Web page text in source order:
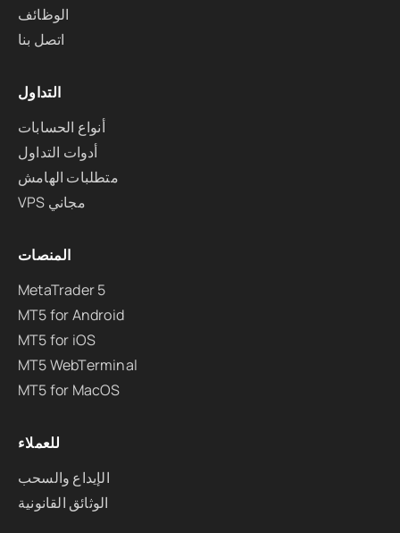
الوظائف
اتصل بنا
التداول
أنواع الحسابات
أدوات التداول
متطلبات الهامش
VPS مجاني
المنصات
MetaTrader 5
MT5 for Android
MT5 for iOS
MT5 WebTerminal
MT5 for MacOS
للعملاء
الإيداع والسحب
الوثائق القانونية